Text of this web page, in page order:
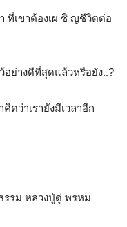
ที่เขาต้องเผ ชิ ญชีวิตต่อ
อย่างดีที่สุดแล้วหรือยัง..?
ดว่าเรายังมีเวลาอีก
รม หลวงปู่ดู่ พรหม